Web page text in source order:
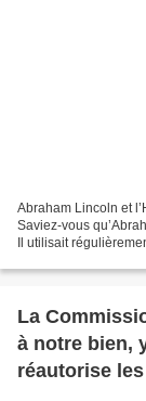
Abraham Lincoln et
Saviez-vous
Il utilisait
La
à notre bien,
réautorise